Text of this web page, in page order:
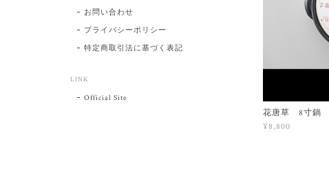
花唐草 8寸鍋
¥8,800
お問い合わせ
プライバシーポリシー
特定商取引法に基づく表記
LINK
Official Site